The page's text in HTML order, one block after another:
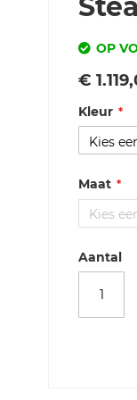
OP
Vanaf
€
Kleur
Maat
Aantal